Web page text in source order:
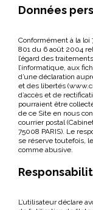
Données
Conformément à la loi
801 du 6 août 2004
l’égard des
l’informatique, aux
d’une déclaration
et des libertés
d’accès et de
pourraient être
de ce Site en nous
courrier postal
75008 PARIS). Le
se réserve toutefois,
comme abusive.
L’utilisateur déclare